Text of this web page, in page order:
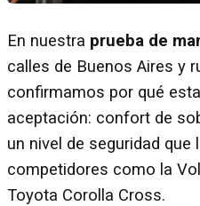
En nuestra prueba de
calles de Buenos Aires y
confirmamos por qué
aceptación: confort de
un nivel de seguridad
competidores como la
Toyota Corolla Cross.